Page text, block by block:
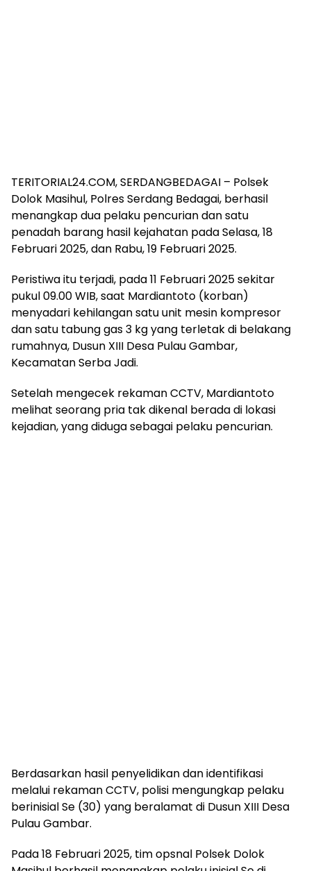
TERITORIAL24.COM, SERDANGBEDAGAI – Polsek
Dolok Masihul, Polres Serdang Bedagai, berhasil
menangkap dua pelaku pencurian dan satu
penadah barang hasil kejahatan pada Selasa, 18
Februari 2025, dan Rabu, 19 Februari 2025.
Peristiwa itu terjadi, pada 11 Februari 2025 sekitar
pukul 09.00 WIB, saat Mardiantoto (korban)
menyadari kehilangan satu unit mesin kompresor
dan satu tabung gas 3 kg yang terletak di belakang
rumahnya, Dusun XIII Desa Pulau Gambar,
Kecamatan Serba Jadi.
Setelah mengecek rekaman CCTV, Mardiantoto
melihat seorang pria tak dikenal berada di lokasi
kejadian, yang diduga sebagai pelaku pencurian.
Berdasarkan hasil penyelidikan dan identifikasi
melalui rekaman CCTV, polisi mengungkap pelaku
berinisial Se (30) yang beralamat di Dusun XIII Desa
Pulau Gambar.
Pada 18 Februari 2025, tim opsnal Polsek Dolok